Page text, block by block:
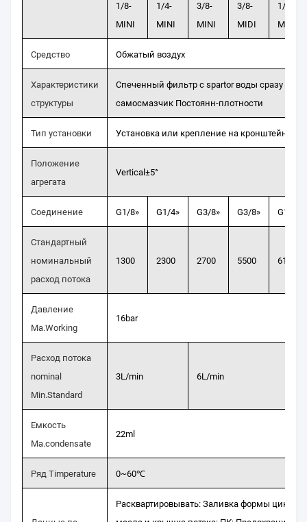
1/8-
MINI
1/4-
MINI
3/8-
MINI
3/8-
MIDI
1/2-
MIDI
Средство Обжатый воздух
Характеристики
структуры
Спеченный фильтр с spartor воды сразу
самосмазчик Постоянн-плотности
Тип установки Установка или крепление на кронштейне
Положение
агрегата
Vertical±5°
Соединение G1/8» G1/4» G3/8» G3/8» G1/2»
Стандартный
номинальный
расход потока
1300 2300 2700 5500 6100
Давление
Ma.Working
16bar
Расход потока
nominal
Min.Standard
3L/min 6L/min
Емкость
Ma.condensate
22ml
Ряд Timperature 0~60℃
Расквартировывать: Заливка формы цинка;